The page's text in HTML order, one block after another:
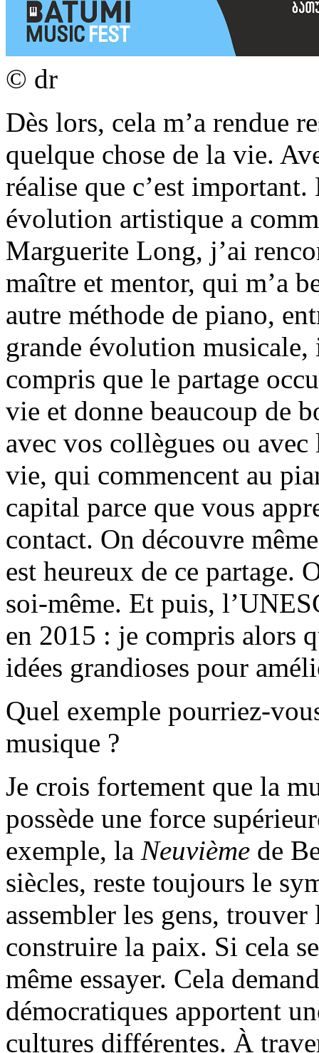
© dr
Dès lors, cela m’a rendue
quelque chose de la vie.
réalise que c’est
évolution artistique a
Marguerite Long, j’ai
maître et mentor, qui m’a
autre méthode de piano,
grande évolution
compris que le partage
vie et donne beaucoup de
avec vos collègues ou
vie, qui commencent au
capital parce que vous
contact. On découvre
est heureux de ce partage.
soi-même. Et puis,
en 2015 : je compris alors
idées grandioses pour
Quel exemple pourriez-
musique ?
Je crois fortement que la
possède une force
exemple, la Neuvième de
siècles, reste toujours le
assembler les gens,
construire la paix. Si cela
même essayer. Cela
démocratiques apportent
cultures différentes. À